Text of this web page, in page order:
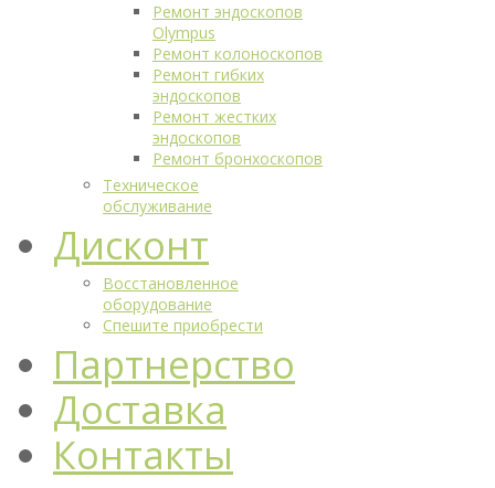
Ремонт эндоскопов
Olympus
Ремонт колоноскопов
Ремонт гибких
эндоскопов
Ремонт жестких
эндоскопов
Ремонт бронхоскопов
Техническое
обслуживание
Дисконт
Восстановленное
оборудование
Спешите приобрести
Партнерство
Доставка
Контакты